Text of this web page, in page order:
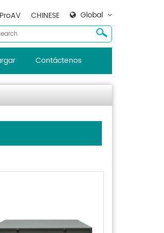
Global
CHINESE
Contáctenos